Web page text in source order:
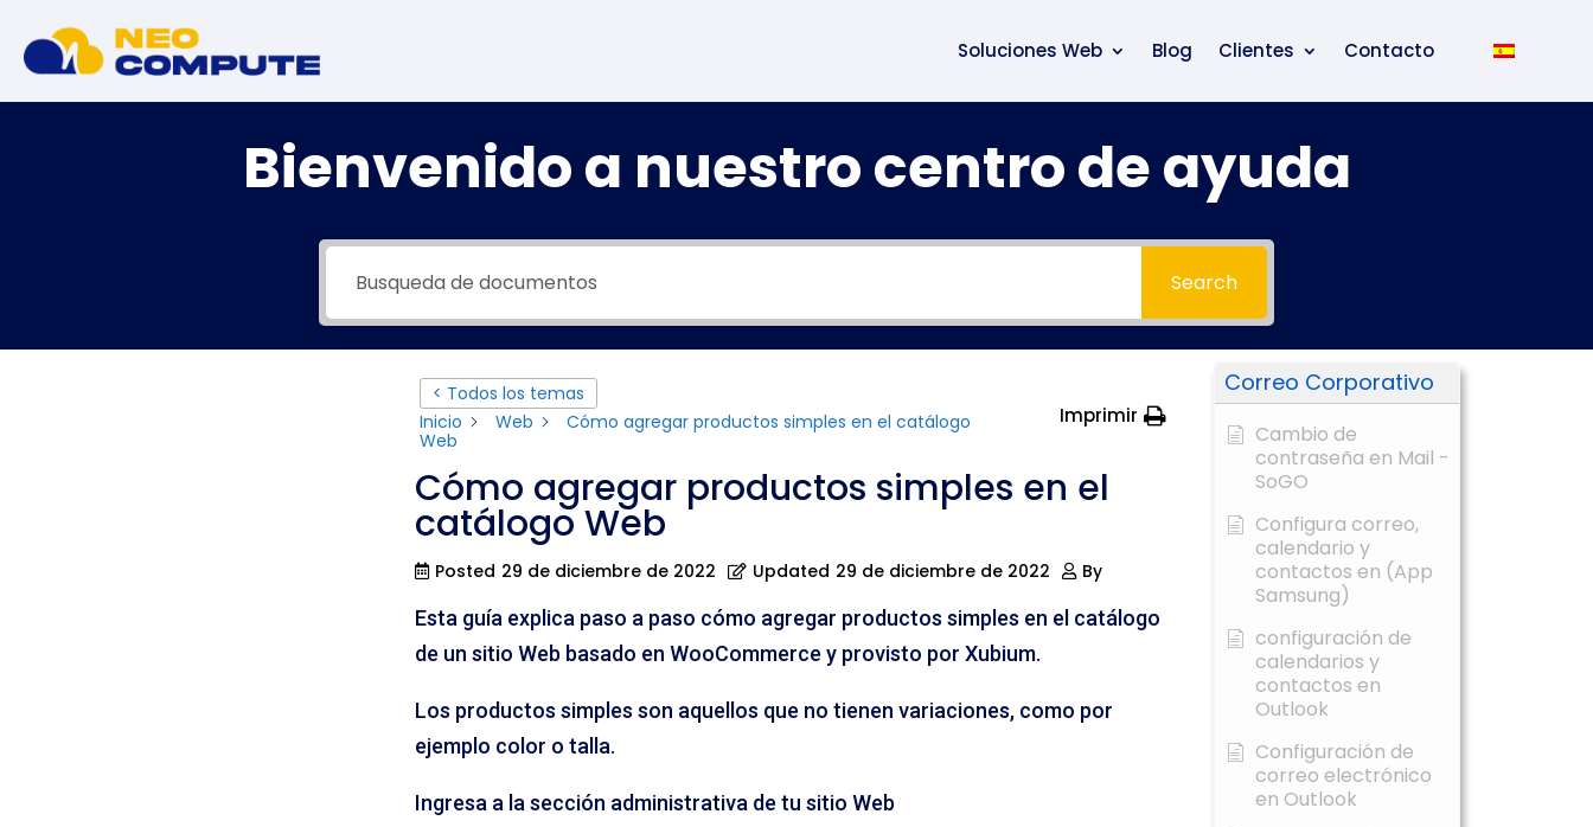
Soluciones Web Blog Clientes Contacto
Bienvenido a nuestro centro de ayuda
Search
< Todos los temas
Inicio
Web
Cómo agregar productos simples en el catálogo
Web
Imprimir
Cómo agregar productos simples en el
catálogo Web
Posted 29 de diciembre de 2022 Updated 29 de diciembre de 2022 By
Esta guía explica paso a paso cómo agregar productos simples en el catálogo
de un sitio Web basado en WooCommerce y provisto por Xubium.
Los productos simples son aquellos que no tienen variaciones, como por
ejemplo color o talla.
Ingresa a la sección administrativa de tu sitio Web
Correo Corporativo
Cambio de
contraseña en Mail -
SoGO
Configura correo,
calendario y
contactos en (App
Samsung)
configuración de
calendarios y
contactos en
Outlook
Configuración de
correo electrónico
en Outlook